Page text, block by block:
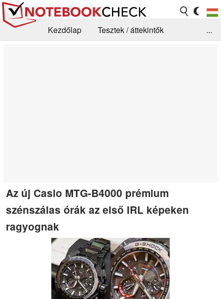
Kezdőlap
Tesztek / áttekintők
...
Az új Casio MTG-B4000 prémium
szénszálas órák az első IRL képeken
ragyognak